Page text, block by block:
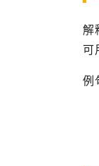
解
可
例